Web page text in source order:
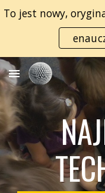
Skip to main content